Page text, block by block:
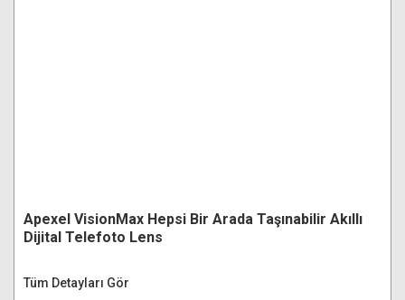
Apexel VisionMax Hepsi Bir Arada Taşınabilir Akıllı
Dijital Telefoto Lens
Tüm Detayları Gör